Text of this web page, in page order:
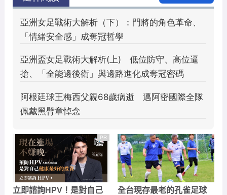
PR
立即諮詢HPV！是對自己
全台現存最老的孔雀足球